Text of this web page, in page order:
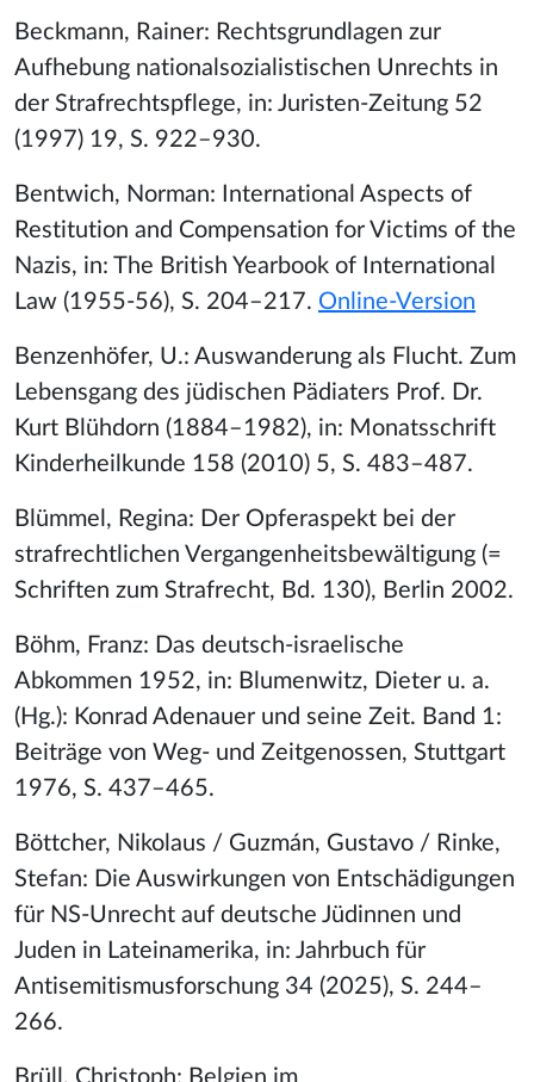
Beckmann, Rainer: Rechtsgrundlagen zur
Aufhebung nationalsozialistischen Unrechts in
der Strafrechtspflege, in: Juristen-Zeitung 52
(1997) 19, S. 922–930.
Bentwich, Norman: International Aspects of
Restitution and Compensation for Victims of the
Nazis, in: The British Yearbook of International
Law (1955-56), S. 204–217. Online-Version
Benzenhöfer, U.: Auswanderung als Flucht. Zum
Lebensgang des jüdischen Pädiaters Prof. Dr.
Kurt Blühdorn (1884–1982), in: Monatsschrift
Kinderheilkunde 158 (2010) 5, S. 483–487.
Blümmel, Regina: Der Opferaspekt bei der
strafrechtlichen Vergangenheitsbewältigung (=
Schriften zum Strafrecht, Bd. 130), Berlin 2002.
Böhm, Franz: Das deutsch-israelische
Abkommen 1952, in: Blumenwitz, Dieter u. a.
(Hg.): Konrad Adenauer und seine Zeit. Band 1:
Beiträge von Weg- und Zeitgenossen, Stuttgart
1976, S. 437–465.
Böttcher, Nikolaus / Guzmán, Gustavo / Rinke,
Stefan: Die Auswirkungen von Entschädigungen
für NS-Unrecht auf deutsche Jüdinnen und
Juden in Lateinamerika, in: Jahrbuch für
Antisemitismusforschung 34 (2025), S. 244–
266.